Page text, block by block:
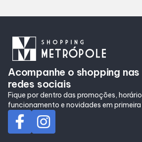
Acompanhe o shopping nas
redes sociais
Fique por dentro das promoções,
funcionamento e novidades em